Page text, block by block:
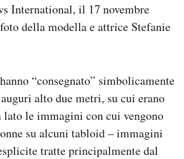
di aiuto?
International, il 17 novembre
della modella e attrice Stefanie
“consegnato” simbolicamente
alto due metri, su cui erano
lato le immagini con cui vengono
su alcuni tabloid – immagini
tratte principalmente dal